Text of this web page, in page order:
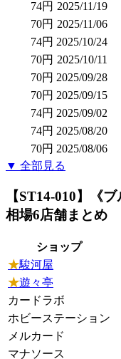
74円 2025/11/19
70円 2025/11/06
74円 2025/10/24
70円 2025/10/11
70円 2025/09/28
70円 2025/09/15
74円 2025/09/02
74円 2025/08/20
70円 2025/08/06
▼ 全部見る
【ST14-010】《
相場6店舗まとめ
ショップ
★駿河屋
★遊々亭
カードラボ
ホビーステーション
メルカード
マナソース